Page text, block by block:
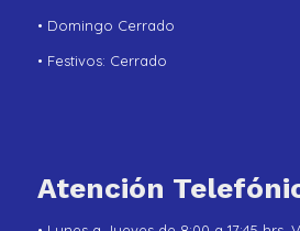
• Domingo Cerrado
• Festivos: Cerrado
Atención